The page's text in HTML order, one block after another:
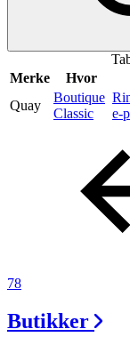
Inspirasjon
Åpningstider
Magasin
Merke
Hvor
Quay
Boutique
Classic
e-
78
Butikker